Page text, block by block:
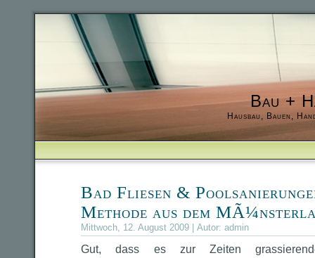
Bau +
Hausbau, Bauen,
Bad Fliesen &
Methode aus dem
Mittwoch, 12. August 2009 | Autor: admin
Gut, dass es zur Zeiten